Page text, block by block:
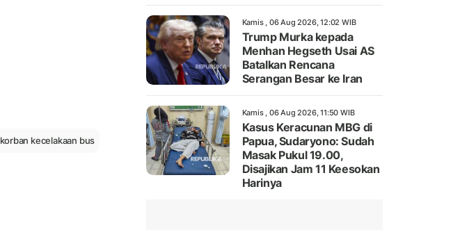
korban kecelakaan bus
Kamis , 06 Aug 2026, 12:02 WIB
Trump Murka kepada
Menhan Hegseth Usai AS
Batalkan Rencana
Serangan Besar ke Iran
Kamis , 06 Aug 2026, 11:50 WIB
Kasus Keracunan MBG di
Papua, Sudaryono: Sudah
Masak Pukul 19.00,
Disajikan Jam 11 Keesokan
Harinya